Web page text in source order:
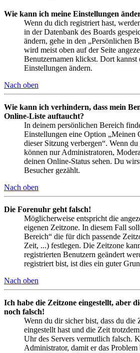
Wie kann ich meine Einstellungen
Wenn du dich registriert hast,
in der Datenbank des Boards
ändern, gehe in den „Persönlichen
wird meist oben auf der Seite
Benutzernamen klickst. Dort kannst
Einstellungen ändern.
Nach oben
Wie kann ich verhindern, dass mein
Online-Liste auftaucht?
In deinem persönlichen Bereich
Einstellungen eine Option „Meinen
dieser Sitzung verbergen“. Wenn
können nur Administratoren,
deinen Online-Status sehen. Du
Besucher gezählt.
Nach oben
Die Forenuhr geht falsch!
Möglicherweise entspricht die
eigenen Zeitzone. In diesem Fall
Bereich“ die für dich passende
Zeit, ...) festlegen. Die Zeitzone
registrierten Benutzern geändert
registriert bist, ist dies ein guter
Nach oben
Ich habe die Zeitzone eingestellt, aber
noch falsch!
Wenn du dir sicher bist, dass du die
eingestellt hast und die Zeit
Uhr des Servers vermutlich falsch.
Administrator, damit er das Problem